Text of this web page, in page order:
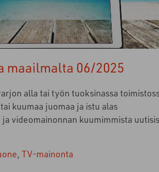
maailmalta 06/2025
alla tai työn tuoksinassa
kuumaa juomaa ja istu alas
videomainonnan kuumimmista
TV-mainonta